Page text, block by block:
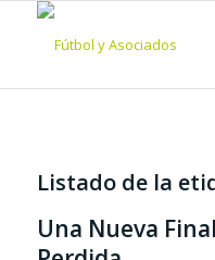
Listado de la
Una Nueva